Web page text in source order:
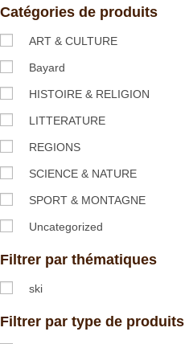
Catégories de produits
ART & CULTURE
Bayard
HISTOIRE & RELIGION
LITTERATURE
REGIONS
SCIENCE & NATURE
SPORT & MONTAGNE
Uncategorized
Filtrer par thématiques
ski
Filtrer par type de produits